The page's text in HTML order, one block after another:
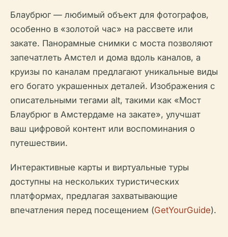
Блаубрюг — любимый объект для фотографов,
особенно в «золотой час» на рассвете или
закате. Панорамные снимки с моста позволяют
запечатлеть Амстел и дома вдоль каналов, а
круизы по каналам предлагают уникальные виды
его богато украшенных деталей. Изображения с
описательными тегами alt, такими как «Мост
Блаубрюг в Амстердаме на закате», улучшат
ваш цифровой контент или воспоминания о
путешествии.
Интерактивные карты и виртуальные туры
доступны на нескольких туристических
платформах, предлагая захватывающие
впечатления перед посещением (GetYourGuide).